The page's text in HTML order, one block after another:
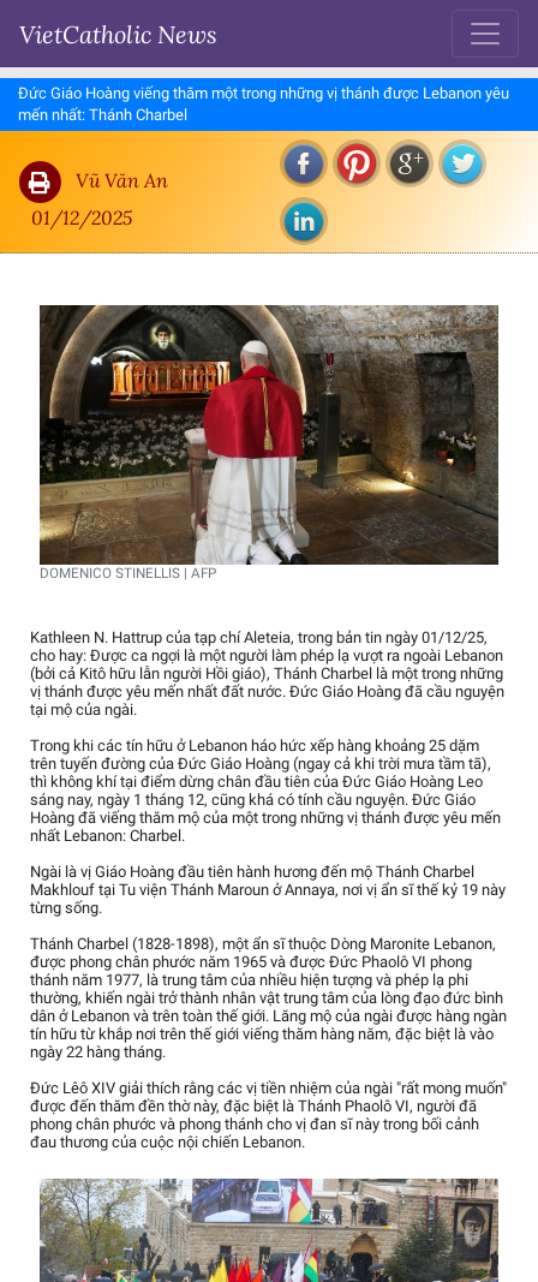
VietCatholic News
Đức Giáo Hoàng viếng thăm một trong những vị thánh được Lebanon yêu
mến nhất: Thánh Charbel
Vũ Văn An
01/12/2025
DOMENICO STINELLIS | AFP
Kathleen N. Hattrup của tạp chí Aleteia, trong bản tin ngày 01/12/25,
cho hay: Được ca ngợi là một người làm phép lạ vượt ra ngoài Lebanon
(bởi cả Kitô hữu lẫn người Hồi giáo), Thánh Charbel là một trong những
vị thánh được yêu mến nhất đất nước. Đức Giáo Hoàng đã cầu nguyện
tại mộ của ngài.
Trong khi các tín hữu ở Lebanon háo hức xếp hàng khoảng 25 dặm
trên tuyến đường của Đức Giáo Hoàng (ngay cả khi trời mưa tầm tã),
thì không khí tại điểm dừng chân đầu tiên của Đức Giáo Hoàng Leo
sáng nay, ngày 1 tháng 12, cũng khá có tính cầu nguyện. Đức Giáo
Hoàng đã viếng thăm mộ của một trong những vị thánh được yêu mến
nhất Lebanon: Charbel.
Ngài là vị Giáo Hoàng đầu tiên hành hương đến mộ Thánh Charbel
Makhlouf tại Tu viện Thánh Maroun ở Annaya, nơi vị ẩn sĩ thế kỷ 19 này
từng sống.
Thánh Charbel (1828-1898), một ẩn sĩ thuộc Dòng Maronite Lebanon,
được phong chân phước năm 1965 và được Đức Phaolô VI phong
thánh năm 1977, là trung tâm của nhiều hiện tượng và phép lạ phi
thường, khiến ngài trở thành nhân vật trung tâm của lòng đạo đức bình
dân ở Lebanon và trên toàn thế giới. Lăng mộ của ngài được hàng ngàn
tín hữu từ khắp nơi trên thế giới viếng thăm hàng năm, đặc biệt là vào
ngày 22 hàng tháng.
Đức Lêô XIV giải thích rằng các vị tiền nhiệm của ngài "rất mong muốn"
được đến thăm đền thờ này, đặc biệt là Thánh Phaolô VI, người đã
phong chân phước và phong thánh cho vị đan sĩ này trong bối cảnh
đau thương của cuộc nội chiến Lebanon.